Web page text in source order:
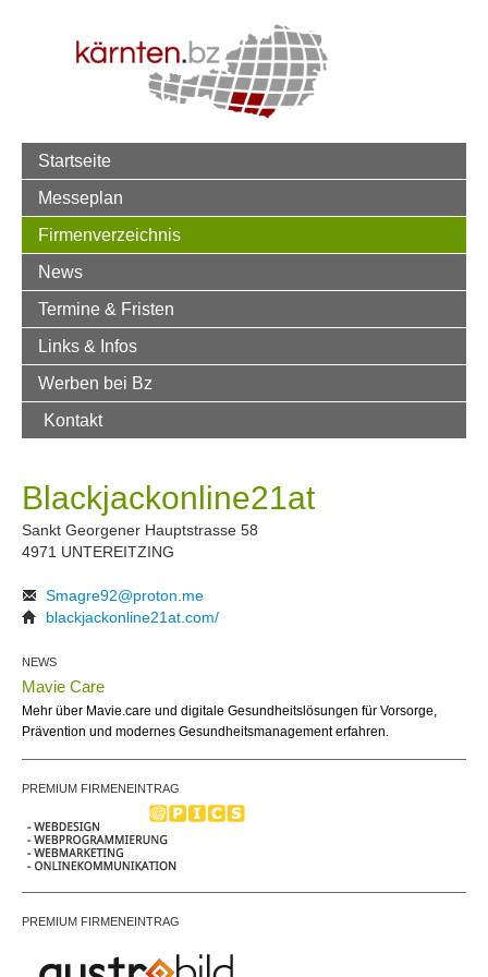
Startseite
Messeplan
Firmenverzeichnis
News
Termine & Fristen
Links & Infos
Werben bei Bz
Kontakt
Blackjackonline21at
Sankt Georgener Hauptstrasse 58
4971 UNTEREITZING
Smagre92@proton.me
blackjackonline21at.com/
NEWS
Mavie Care
Mehr über Mavie.care und digitale Gesundheitslösungen für Vorsorge,
Prävention und modernes Gesundheitsmanagement erfahren.
PREMIUM FIRMENEINTRAG
PREMIUM FIRMENEINTRAG